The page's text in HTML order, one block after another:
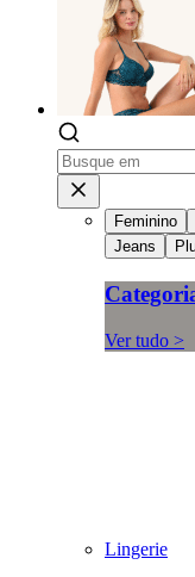
Feminino
Jeans
Ver tudo >
Lingerie